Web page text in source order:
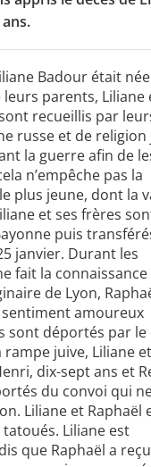
Badour était
parents, Liliane
recueillis par
russe et de religion
la guerre afin de
n’empêche pas la
plus jeune, dont la
et ses frères
puis
janvier. Durant les
fait la connaissance
de Lyon,
amoureux
sont déportés par
juive, Liliane
dix-sept ans et
du convoi qui
Liliane et Raphaël
Liliane est
que Raphaël a